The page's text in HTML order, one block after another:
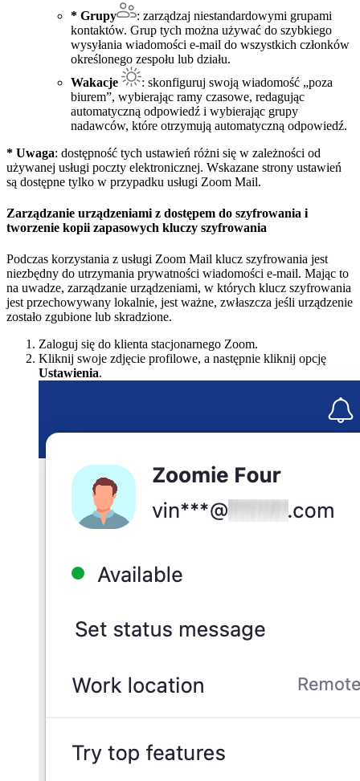
* Grupy
: zarządzaj niestandardowymi grupami
kontaktów. Grup tych można używać do szybkiego
wysyłania wiadomości e-mail do wszystkich członków
określonego zespołu lub działu.
Wakacje
: skonfiguruj swoją wiadomość „poza
biurem”, wybierając ramy czasowe, redagując
automatyczną odpowiedź i wybierając grupy
nadawców, które otrzymują automatyczną odpowiedź.
* Uwaga: dostępność tych ustawień różni się w zależności od
używanej usługi poczty elektronicznej. Wskazane strony ustawień
są dostępne tylko w przypadku usługi Zoom Mail.
Zarządzanie urządzeniami z dostępem do szyfrowania i
tworzenie kopii zapasowych kluczy szyfrowania
Podczas korzystania z usługi Zoom Mail klucz szyfrowania jest
niezbędny do utrzymania prywatności wiadomości e-mail. Mając to
na uwadze, zarządzanie urządzeniami, w których klucz szyfrowania
jest przechowywany lokalnie, jest ważne, zwłaszcza jeśli urządzenie
zostało zgubione lub skradzione.
Zaloguj się do klienta stacjonarnego Zoom.
Kliknij swoje zdjęcie profilowe, a następnie kliknij opcję
Ustawienia.